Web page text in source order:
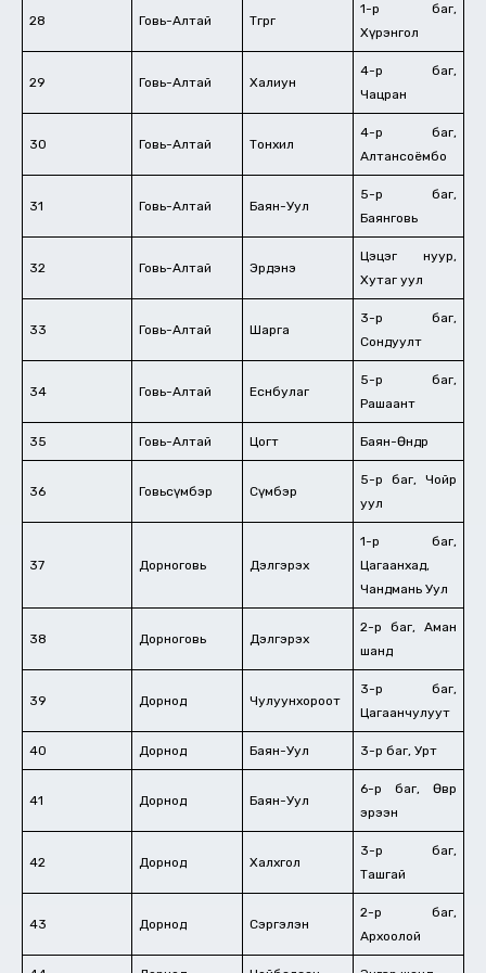
28 Говь-Алтай Төгрөг
1-р баг,
Хүрэнгол
29 Говь-Алтай Халиун
4-р баг,
Чацран
30 Говь-Алтай Тонхил
4-р баг,
Алтансоёмбо
31 Говь-Алтай Баян-Уул
5-р баг,
Баянговь
32 Говь-Алтай Эрдэнэ
Цэцэг нуур,
Хутаг уул
33 Говь-Алтай Шарга
3-р баг,
Сондуулт
34 Говь-Алтай Есөнбулаг
5-р баг,
Рашаант
35 Говь-Алтай Цогт Баян-Өндөр
36 Говьсүмбэр Сүмбэр
5-р баг, Чойр
уул
37 Дорноговь Дэлгэрэх
1-р баг,
Цагаанхад,
Чандмань Уул
38 Дорноговь Дэлгэрэх
2-р баг, Аман
шанд
39 Дорнод Чулуунхороот
3-р баг,
Цагаанчулуут
40 Дорнод Баян-Уул 3-р баг, Урт
41 Дорнод Баян-Уул
6-р баг, Өвөр
эрээн
42 Дорнод Халхгол
3-р баг,
Ташгай
43 Дорнод Сэргэлэн
2-р баг,
Архоолой